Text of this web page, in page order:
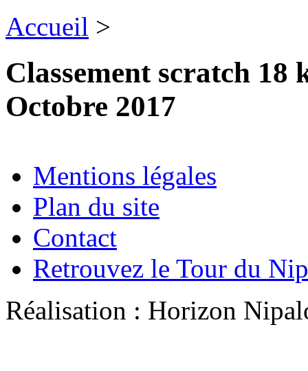
Accueil >
Classement scratch
Octobre 2017
Mentions légales
Plan du site
Contact
Retrouvez le Tour du
Réalisation : Horizon